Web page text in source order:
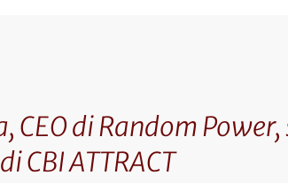
CEO di Random
CBI ATTRACT